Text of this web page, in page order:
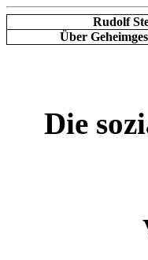
Rudolf
Über
Die